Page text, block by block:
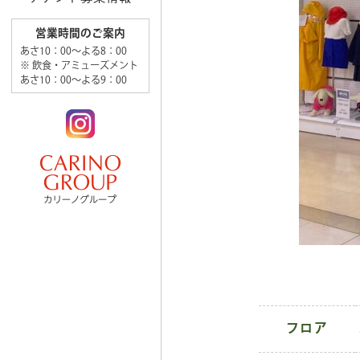
営業時間のご案内
あさ10：00～よる8：00
※ 飲食・アミューズメント
あさ10：00～よる9：00
フロア